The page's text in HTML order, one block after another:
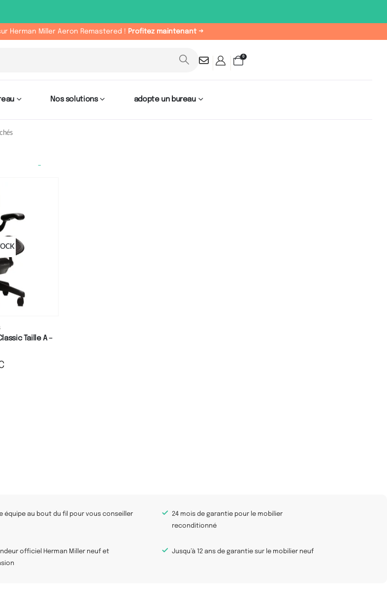
Herman Miller Aeron Remastered ! Profitez maintenant →
0
Nos solutions adopte un bureau
Plus
Taille A –
équipe au bout du fil pour vous conseiller
24 mois de garantie pour le mobilier
reconditionné
officiel Herman Miller neuf et
Jusqu’à 12 ans de garantie sur le mobilier neuf